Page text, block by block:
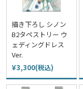
描き下ろし シノン
B2タペストリー ウ
ェディングドレス
Ver.
¥3,300(税込)